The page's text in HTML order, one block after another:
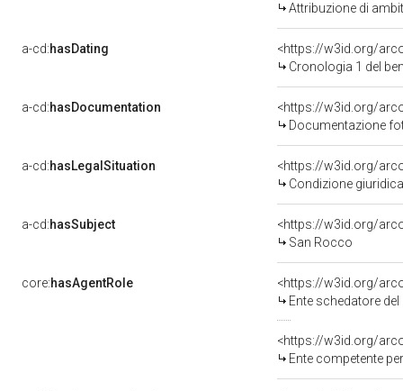
Attribuzione di
a-cd:hasDating
<https://w3id.org/
Cronologia 1 del
a-cd:hasDocumentation
Documentazione
a-cd:hasLegalSituation
Condizione
a-cd:hasSubject
<https://w3id.org/
San Rocco
core:hasAgentRole
<https://w3id.org/
Ente schedatore del
<https://w3id.org/
Ente competente per tutela